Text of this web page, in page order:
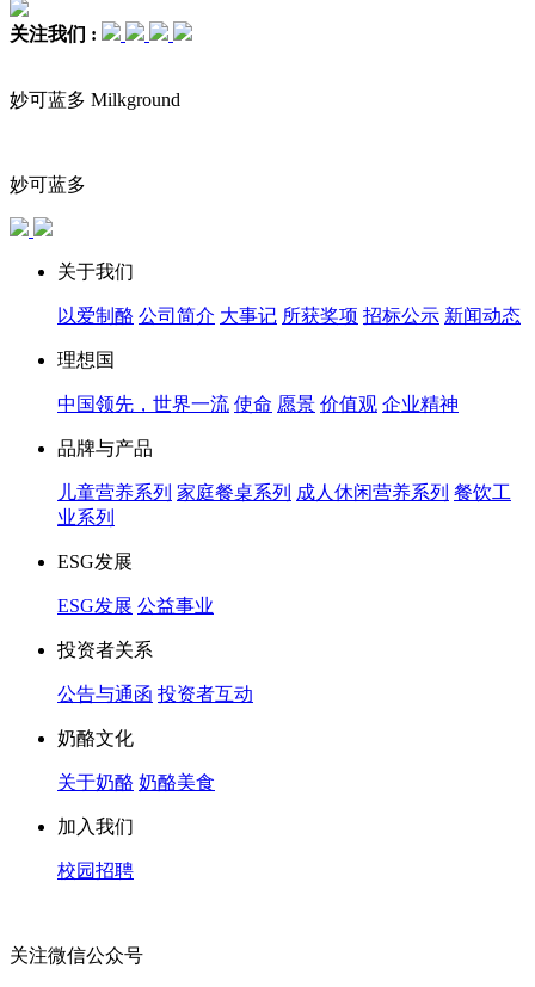
关注我们 :
妙可蓝多 Milkground
妙可蓝多
关于我们
以爱制酪 公司简介 大事记 所获奖项 招标公示 新闻动态
理想国
中国领先，世界一流 使命 愿景 价值观 企业精神
品牌与产品
儿童营养系列 家庭餐桌系列 成人休闲营养系列 餐饮工
业系列
ESG发展
ESG发展 公益事业
投资者关系
公告与通函 投资者互动
奶酪文化
关于奶酪 奶酪美食
加入我们
校园招聘
关注微信公众号